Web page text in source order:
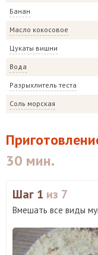
Банан
Масло кокосовое
Цукаты вишни
Вода
Разрыхлитель теста
Соль морская
30 мин.
Шаг 1 из 7
Вмешать все виды